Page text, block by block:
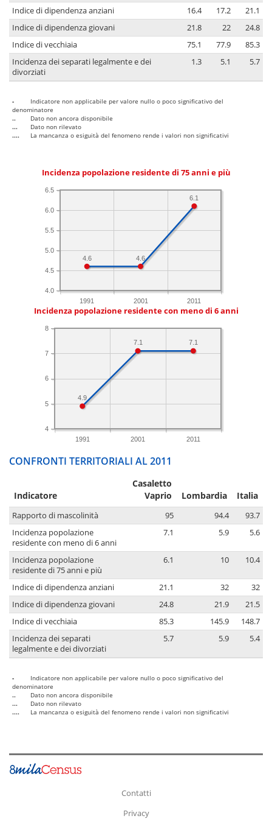
Indice di dipendenza anziani 16.4 17.2
21.1
Indice di dipendenza giovani
21.8 22
24.8
Indice di vecchiaia
75.1 77.9
85.3
Incidenza dei separati legalmente e dei
divorziati
1.3 5.1 5.7
-
Indicatore non applicabile per valore nullo o poco significativo del
denominatore
..
Dato non ancora disponibile
...
Dato non rilevato
....
La mancanza o esiguità del fenomeno rende i valori non significativi
Incidenza popolazione residente di 75 anni e più
1991 2001 2011
4.0
4.5
5.0
5.5
6.0
6.5
6.1
4.6
4.6
Incidenza popolazione residente con meno di 6 anni
1991 2001 2011
4
5
6
7
8
7.1
7.1
4.9
CONFRONTI TERRITORIALI AL 2011
Indicatore
Casaletto
Vaprio
Lombardia Italia
Rapporto di mascolinità 95 94.4
93.7
Incidenza popolazione
residente con meno di 6 anni
7.1 5.9 5.6
Incidenza popolazione
residente di 75 anni e più
6.1 10 10.4
Indice di dipendenza anziani 21.1 32
32
Indice di dipendenza giovani
24.8 21.9
21.5
Indice di vecchiaia
85.3 145.9
148.7
Incidenza dei separati
legalmente e dei divorziati
5.7 5.9 5.4
-
Indicatore non applicabile per valore nullo o poco significativo del
denominatore
..
Dato non ancora disponibile
...
Dato non rilevato
....
La mancanza o esiguità del fenomeno rende i valori non significativi
Contatti
Privacy